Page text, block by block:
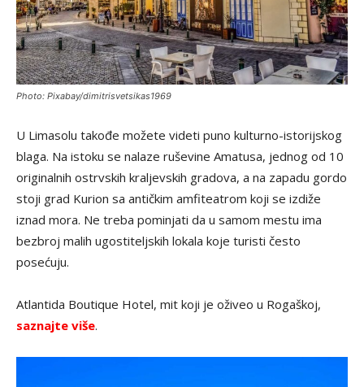
Photo: Pixabay/dimitrisvetsikas1969
U Limasolu takođe možete videti puno kulturno-istorijskog
blaga. Na istoku se nalaze ruševine Amatusa, jednog od 10
originalnih ostrvskih kraljevskih gradova, a na zapadu gordo
stoji grad Kurion sa antičkim amfiteatrom koji se izdiže
iznad mora. Ne treba pominjati da u samom mestu ima
bezbroj malih ugostiteljskih lokala koje turisti često
posećuju.
Atlantida Boutique Hotel, mit koji je oživeo u Rogaškoj,
saznajte više.